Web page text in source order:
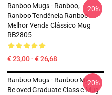
Ranboo Mugs - Ranboo,
Ranboo Tendência Ranboo
Melhor Venda Clássico Mug
RB2805
€ 23,00 - € 26,68
-20%
Ranboo Mugs - Ranboo My
Beloved Graduate Classic Mug
-20%